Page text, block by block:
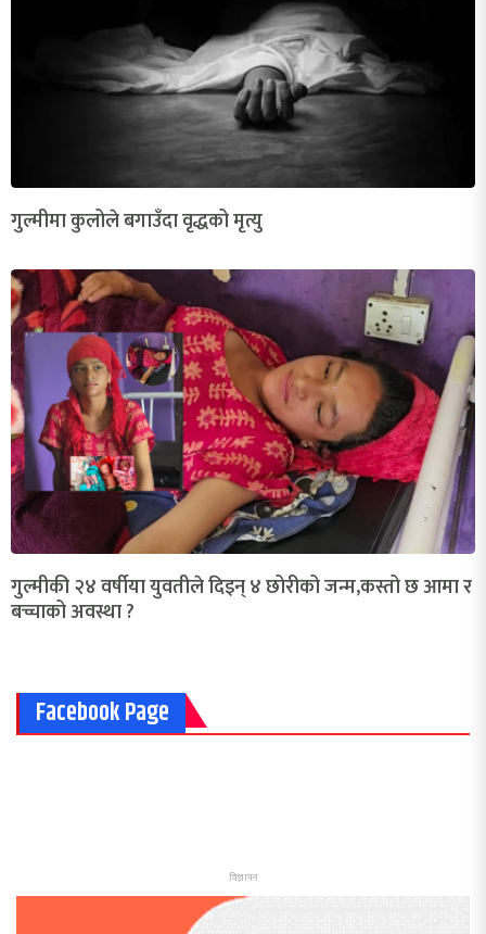
गुल्मीमा कुलोले बगाउँदा वृद्धको मृत्यु
गुल्मीकी २४ वर्षीया युवतीले दिइन् ४ छोरीको जन्म,कस्तो छ आमा र
बच्चाको अवस्था ?
Facebook Page
विज्ञापन